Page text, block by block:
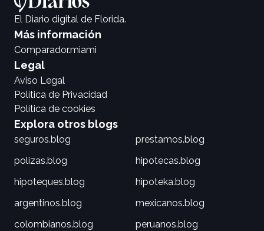
El Diario digital de Florida.
Más información
Comparador.miami
Legal
Aviso Legal
Política de Privacidad
Política de cookies
Explora otros blogs
seguros.blog
prestamos.blog
polizas.blog
hipotecas.blog
hipoteques.blog
hipoteka.blog
argentinos.blog
mexicanos.blog
colombianos.blog
peruanos.blog